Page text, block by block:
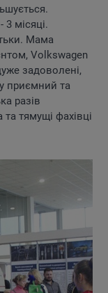
місяці.
Мама
Volkswagen
задоволені,
приємний та
разів
тямущі фахівці